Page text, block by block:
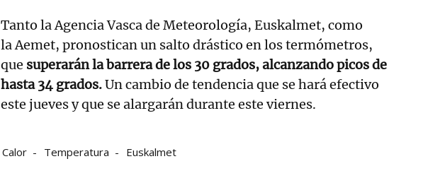
Tanto la Agencia Vasca de Meteorología, Euskalmet, como
la Aemet, pronostican un salto drástico en los termómetros,
que superarán la barrera de los 30 grados, alcanzando picos de
hasta 34 grados.Un cambio de tendencia que se hará efectivo
este jueves y que se alargarán durante este viernes.
Calor Temperatura Euskalmet